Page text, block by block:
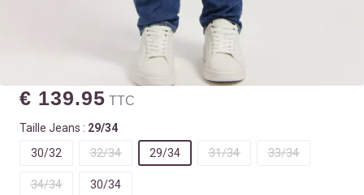
€ 139.95 TTC
Taille Jeans : 29/34
30/32
32/34 29/34 31/34 33/34
34/34 30/34